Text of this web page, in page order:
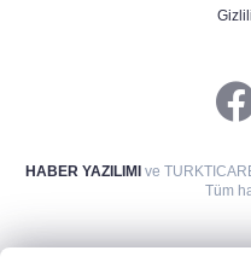
HABER YAZILIMIve
Tüm